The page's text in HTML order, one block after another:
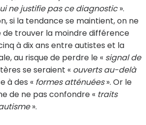
ne justifie pas ce diagnostic».
si la tendance se maintient, on ne
de trouver la moindre différence
à dix ans entre autistes et la
au risque de perdre le « signal de
se seraient « ouverts au-delà
à des « formes atténuées». Or le
de ne pas confondre « traits
».